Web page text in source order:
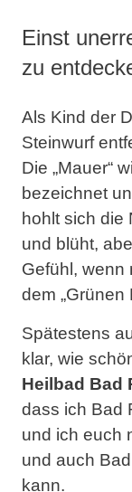
Einst
zu
Als Kind der
Steinwurf
Die „Mauer“
bezeichnet
hohlt sich die
und blüht,
Gefühl, wenn
dem „Grünen
Spätestens
klar, wie
Heilbad Bad
dass ich Bad
und ich euch
und auch
kann.